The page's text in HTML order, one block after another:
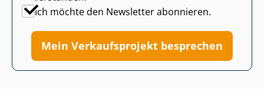
Ich möchte den Newsletter abonnieren.
Mein Verkaufsprojekt besprechen